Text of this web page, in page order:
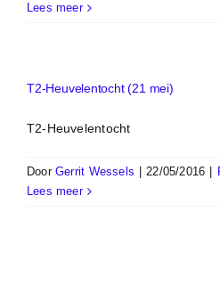
Lees meer
T2-Heuvelentocht (21 mei)
T2-Heuvelentocht
DoorGerrit Wessels 22/05/2016
Lees meer